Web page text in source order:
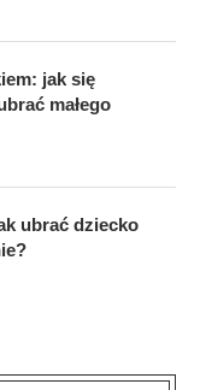
jak się
małego
ubrać dziecko